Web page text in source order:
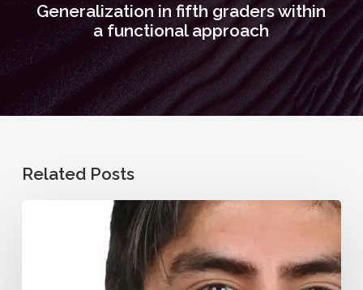
Generalization in fifth graders within
a functional approach
Related Posts